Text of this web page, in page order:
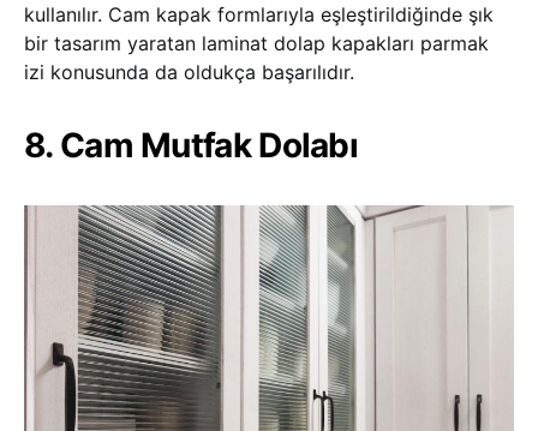
kullanılır. Cam kapak formlarıyla eşleştirildiğinde şık
bir tasarım yaratan laminat dolap kapakları parmak
izi konusunda da oldukça başarılıdır.
8. Cam Mutfak Dolabı